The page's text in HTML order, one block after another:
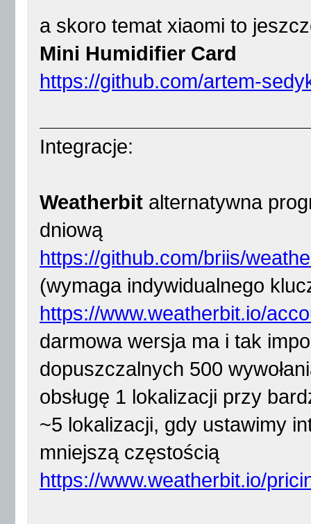
a skoro temat xiaomi to
Mini Humidifier Card
https://github.com/artem-
Integracje:
Weatherbit alternatywna
dniową
https://github.com/briis/
(wymaga indywidualnego
https://www.weatherbit.io/
darmowa wersja ma i tak
dopuszczalnych 500
obsługę 1 lokalizacji przy
~5 lokalizacji, gdy ustawimy
mniejszą częstością
https://www.weatherbit.io/